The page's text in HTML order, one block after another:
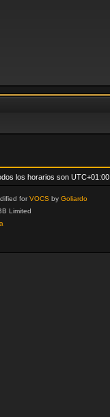
los horarios son UTC+01:00
forVOCSby Goliardo
Limited